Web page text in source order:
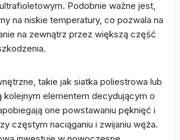
Podobnie ważne jest,
na niskie temperatury, co pozwala na
na zewnątrz przez większą część
takie jak siatka poliestrowa lub
kolejnym elementem decydującym o
one powstawaniu pęknięć i
częstym naciąganiu i zwijaniu węża.